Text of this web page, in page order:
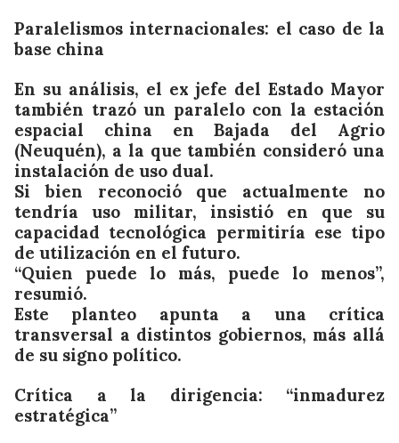
Paralelismos internacionales: el caso de la
base china
En su análisis, el ex jefe del Estado Mayor
también trazó un paralelo con la estación
espacial china en Bajada del Agrio
(Neuquén), a la que también consideró una
instalación de uso dual.
Si bien reconoció que actualmente no
tendría uso militar, insistió en que su
capacidad tecnológica permitiría ese tipo
de utilización en el futuro.
“Quien puede lo más, puede lo menos”,
resumió.
Este planteo apunta a una crítica
transversal a distintos gobiernos, más allá
de su signo político.
Crítica a la dirigencia: “inmadurez
estratégica”